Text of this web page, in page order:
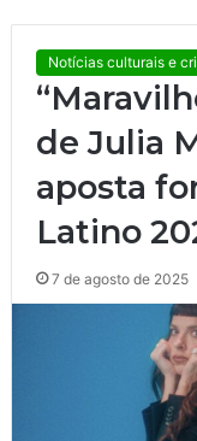
Notícias culturais e
de Julia
aposta
Latino
7 de agosto de 2025